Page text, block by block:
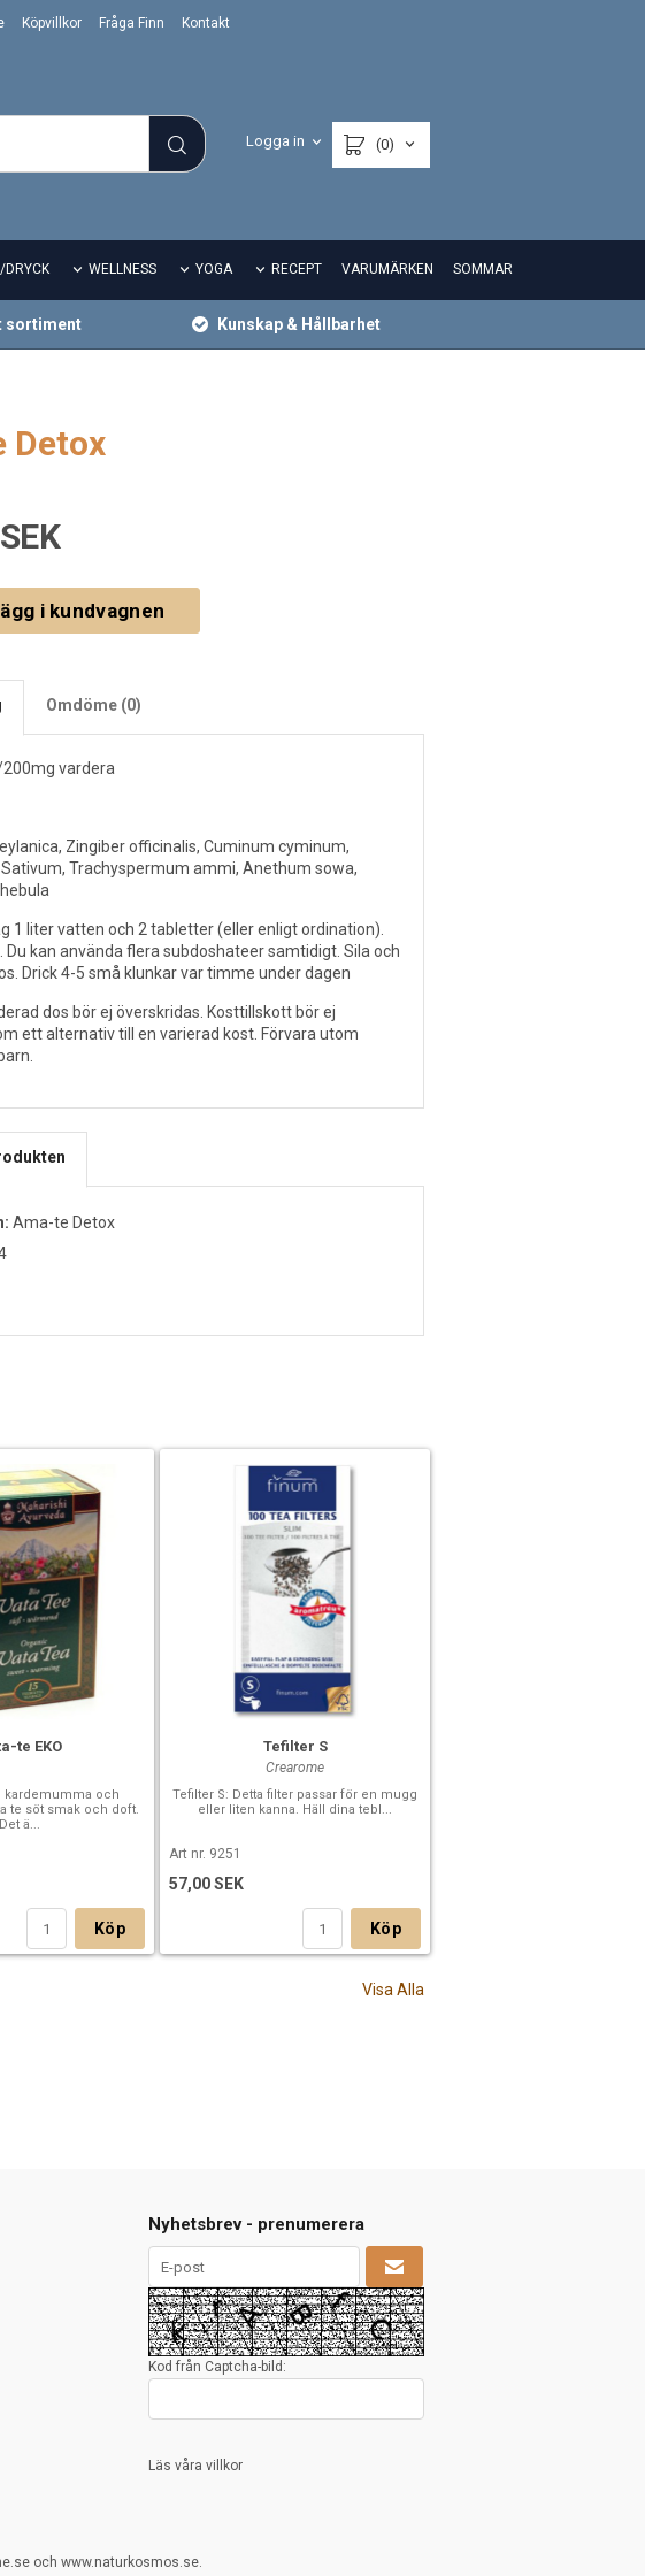
Köpvillkor Fråga Finn Kontakt
Logga in (0)
DRYCK WELLNESS YOGA RECEPT VARUMÄRKEN SOMMAR
sortiment Kunskap & Hållbarhet
Detox
i kundvagnen
Omdöme (0)
vardera
Zingiber officinalis, Cuminum cyminum,
Trachyspermum ammi, Anethum sowa,
1 liter vatten och 2 tabletter (eller enligt ordination).
Du kan använda flera subdoshateer samtidigt. Sila och
Drick 4-5 små klunkar var timme under dagen
dos bör ej överskridas. Kosttillskott bör ej
ett alternativ till en varierad kost. Förvara utom
Ama-te Detox
te EKO
kardemumma och
te söt smak och doft.
Det ä...
Köp
Tefilter S
Crearome
Tefilter S: Detta filter passar för en mugg
eller liten kanna. Häll dina tebl...
Art nr. 9251
57,00 SEK
Köp
Visa Alla
Nyhetsbrev - prenumerera
Kod från Captcha-bild:
Läs våra villkor
och www.naturkosmos.se.